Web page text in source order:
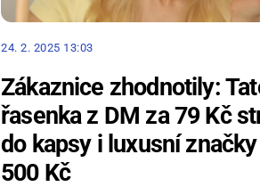
24. 2. 2025 13:03
Zákaznice zhodnotily:
řasenka z DM za 79 Kč
do kapsy i luxusní
500 Kč